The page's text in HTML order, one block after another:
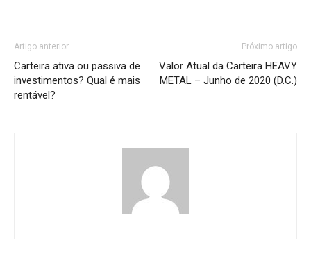
Artigo anterior
Carteira ativa ou passiva de
investimentos? Qual é mais
rentável?
Próximo artigo
Valor Atual da Carteira HEAVY
METAL – Junho de 2020 (D.C.)